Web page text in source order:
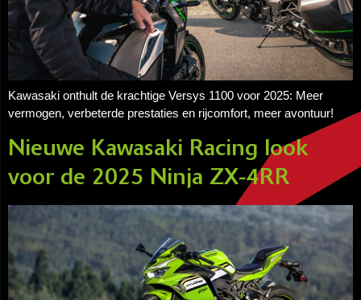
Kawasaki onthult de krachtige Versys 1100 voor 2025: Meer
vermogen, verbeterde prestaties en rijcomfort, meer avontuur!
Nieuwe Kawasaki Racing look
voor de 2025 Ninja ZX-4RR